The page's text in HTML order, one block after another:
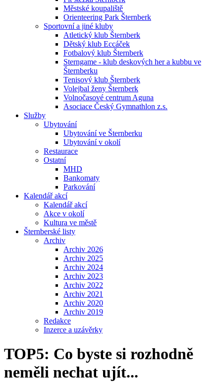
Městské koupaliště
Orienteering Park Šternberk
Sportovní a jiné kluby
Atletický klub Šternberk
Dětský klub Eccáček
Fotbalový klub Šternberk
Sterngame - klub deskových her a kubbu ve
Šternberku
Tenisový klub Šternberk
Volejbal ženy Šternberk
Volnočasové centrum Aguna
Asociace Český Gymnathlon z.s.
Služby
Ubytování
Ubytování ve Šternberku
Ubytování v okolí
Restaurace
Ostatní
MHD
Bankomaty
Parkování
Kalendář akcí
Kalendář akcí
Akce v okolí
Kultura ve městě
Šternberské listy
Archiv
Archiv 2026
Archiv 2025
Archiv 2024
Archiv 2023
Archiv 2022
Archiv 2021
Archiv 2020
Archiv 2019
Redakce
Inzerce a uzávěrky
TOP5: Co byste si rozhodně
neměli nechat ujít...